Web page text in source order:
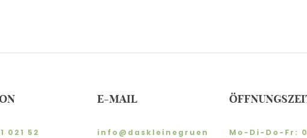
021 52
E-MAIL
info@daskleinegruen
Mo-Di-Do-Fr: